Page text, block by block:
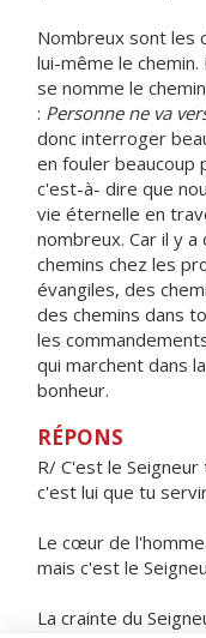
Nombreux sont les
lui-même le
se nomme le
: Personne ne va
donc interroger
en fouler beaucoup
c'est-à- dire que
vie éternelle en
nombreux. Car il y
chemins chez les
évangiles, des
des chemins dans
les
qui marchent dans
bonheur.
RÉPONS
R/ C'est le
c'est lui que tu
Le cœur de
mais c'est le
La crainte du